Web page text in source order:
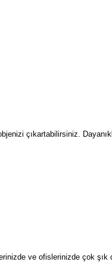
çıkartabilirsiniz.
ve ofislerinizde çok